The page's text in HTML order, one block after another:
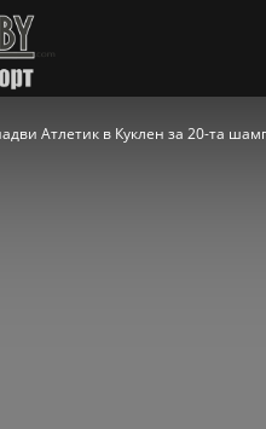
Атлетик в Куклен за 20-та